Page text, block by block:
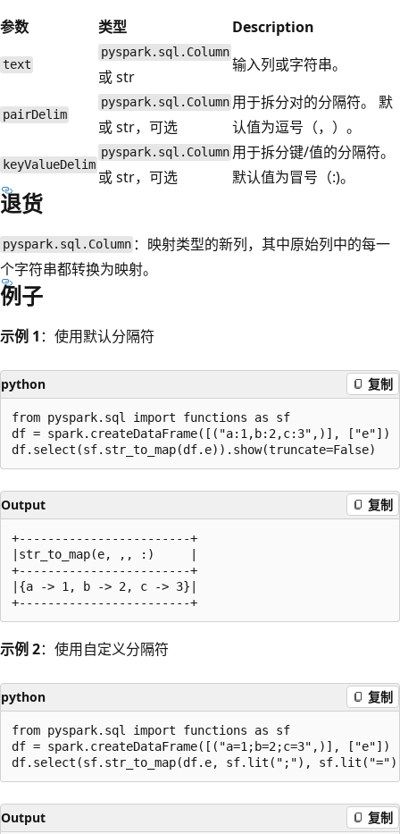
参数 类型 Description
text
pyspark.sql.Column
或 str
输入列或字符串。
pairDelim
pyspark.sql.Column
或 str，可选
用于拆分对的分隔符。 默
认值为逗号（，）。
keyValueDelim
pyspark.sql.Column
或 str，可选
用于拆分键/值的分隔符。
默认值为冒号（:)。
退货
pyspark.sql.Column ：映射类型的新列，其中原始列中的每一
个字符串都转换为映射。
例子
示例 1 ：使用默认分隔符
python 复制
from pyspark.sql import functions as sf
df = spark.createDataFrame([("a:1,b:2,c:3",)], ["e"])
Output 复制
+------------------------+
|str_to_map(e, ,, :)     |
+------------------------+
|{a -> 1, b -> 2, c -> 3}|
示例 2：使用自定义分隔符
python 复制
from pyspark.sql import functions as sf
df = spark.createDataFrame([("a=1;b=2;c=3",)], ["e"])
Output 复制